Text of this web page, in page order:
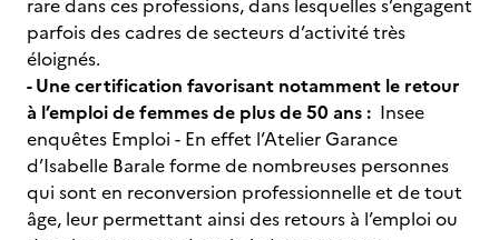
rare dans ces professions, dans lesquelles s’engagent
parfois des cadres de secteurs d’activité très
éloignés.
- Une certification favorisant notamment le retour
à l’emploi de femmes de plus de 50 ans : Insee
enquêtes Emploi - En effet l’Atelier Garance
d’Isabelle Barale forme de nombreuses personnes
qui sont en reconversion professionnelle et de tout
âge, leur permettant ainsi des retours à l’emploi ou